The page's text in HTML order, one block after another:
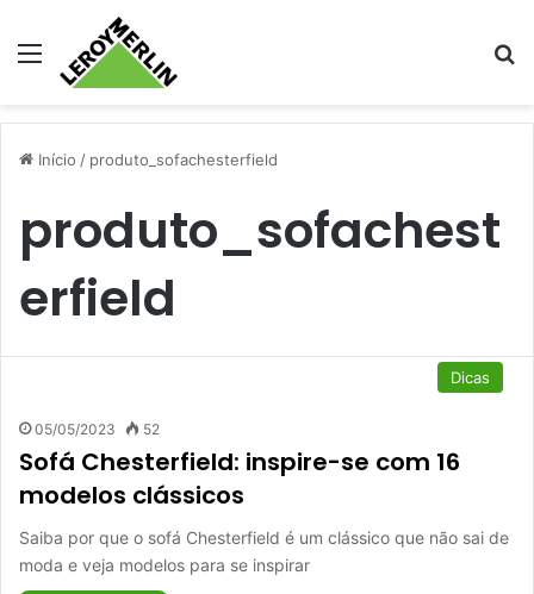
Menu
Início / produto_sofachesterfield
produto_sofachest
erfield
Dicas
05/05/2023 52
Sofá Chesterfield: inspire-se com 16
modelos clássicos
Saiba por que o sofá Chesterfield é um clássico que não sai de
moda e veja modelos para se inspirar